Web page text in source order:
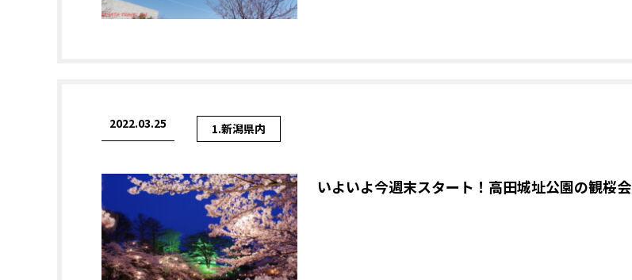
2022.03.25 1.新潟県内
いよいよ今週末スタート！高田城址公園の観桜会